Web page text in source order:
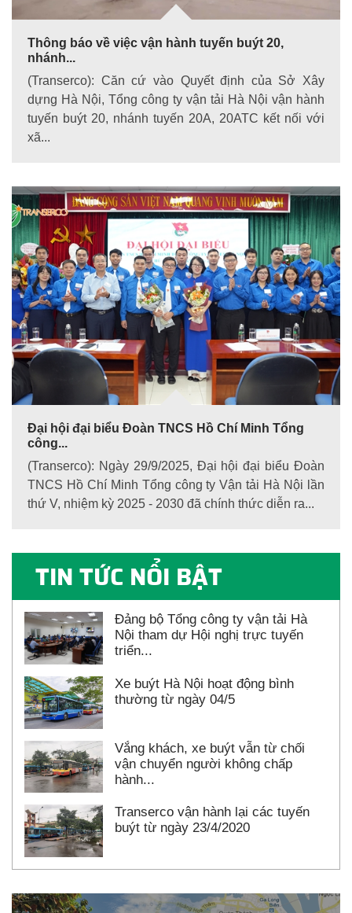
Thông báo về việc vận hành tuyến buýt 20,
nhánh...
(Transerco): Căn cứ vào Quyết định của Sở Xây
dựng Hà Nội, Tổng công ty vận tải Hà Nội vận hành
tuyến buýt 20, nhánh tuyến 20A, 20ATC kết nối với
xã...
Đại hội đại biểu Đoàn TNCS Hồ Chí Minh Tổng
công...
(Transerco): Ngày 29/9/2025, Đại hội đại biểu Đoàn
TNCS Hồ Chí Minh Tổng công ty Vận tải Hà Nội lần
thứ V, nhiệm kỳ 2025 - 2030 đã chính thức diễn ra...
TIN TỨC NỔI BẬT
Đảng bộ Tổng công ty vận tải Hà
Nội tham dự Hội nghị trực tuyến
triển...
Xe buýt Hà Nội hoạt động bình
thường từ ngày 04/5
Vắng khách, xe buýt vẫn từ chối
vận chuyển người không chấp
hành...
Transerco vận hành lại các tuyến
buýt từ ngày 23/4/2020